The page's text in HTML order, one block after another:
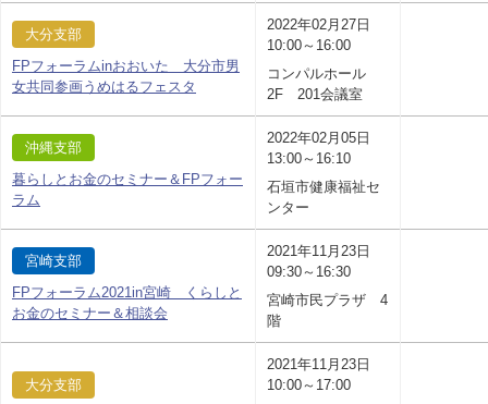
大分支部
FPフォーラムinおおいた 大分市男
女共同参画うめはるフェスタ
2022年02月27日
10:00～16:00
コンパルホール
2F 201会議室
沖縄支部
暮らしとお金のセミナー＆FPフォー
ラム
2022年02月05日
13:00～16:10
石垣市健康福祉セ
ンター
宮崎支部
FPフォーラム2021in宮崎 くらしと
お金のセミナー＆相談会
2021年11月23日
09:30～16:30
宮崎市民プラザ 4
階
大分支部
2021年11月23日
10:00～17:00